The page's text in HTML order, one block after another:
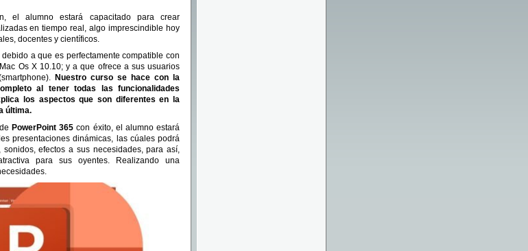
el alumno estará capacitado para crear
en tiempo real, algo imprescindible hoy
docentes y científicos.
a que es perfectamente compatible con
Os X 10.10; y a que ofrece a sus usuarios
Nuestro curso se hace con la
al tener todas las funcionalidades
los aspectos que son diferentes en la
última.
PowerPoint 365 con éxito, el alumno estará
presentaciones dinámicas, las cúales podrá
efectos a sus necesidades, para así,
para sus oyentes. Realizando una